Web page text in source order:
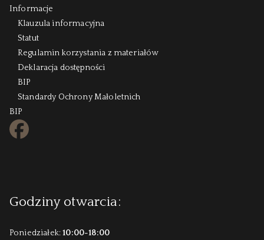
Informacje
Klauzula informacyjna
Statut
Regulamin korzystania z materiałów
Deklaracja dostępności
BIP
Standardy Ochrony Małoletnich
BIP
FB
Godziny otwarcia:
Poniedziałek:10:00-18:00